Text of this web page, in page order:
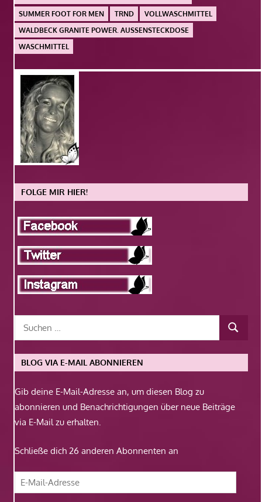
SUMMER FOOT FOR MEN
TRND
VOLLWASCHMITTEL
WALDBECK GRANITE POWER. AUSSENSTECKDOSE
WASCHMITTEL
FOLGE MIR HIER!
BLOG VIA E-MAIL ABONNIEREN
Gib deine E-Mail-Adresse an, um diesen Blog zu
abonnieren und Benachrichtigungen über neue Beiträge
via E-Mail zu erhalten.
Schließe dich 26 anderen Abonnenten an
E-
Mail-